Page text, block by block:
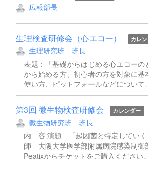
広報部長
生理検査研修会（心エコー） カレ
生理研究班 班長
表題：「基礎からはじめる心エコー
から始める方、初心者の方を対象に
使い方、ピットフォールなどについ
12日開催予定のハンズオン講習と連
方は受講をお願いします。ハンズオ
事前にハンドアウトを送付いたしま
定) 「心エコーの基本〜基本断面を
附属病院 検査部 神田 織江 先生
なそう〜」 神戸大学医学部附属
要】 ・日時：令和8年9月8日（火）
のハイブリット開催 ・場所：会場
第3回 微生物検査研修会 カレンダー
微生物研究班 班長
内 容 演題 「起因菌と特定して
師 大阪大学医学部附属病院感染
Peatixからチケットをご購入くださ
ます。 下記の「申し込みサイト」を